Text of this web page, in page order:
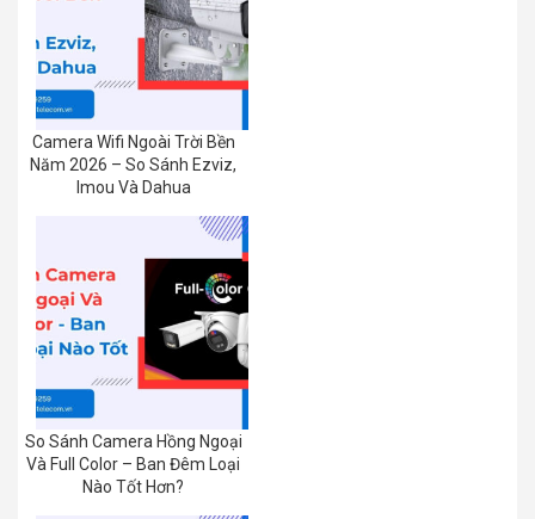
Camera Wifi Ngoài Trời Bền
Năm 2026 – So Sánh Ezviz,
Imou Và Dahua
So Sánh Camera Hồng Ngoại
Và Full Color – Ban Đêm Loại
Nào Tốt Hơn?